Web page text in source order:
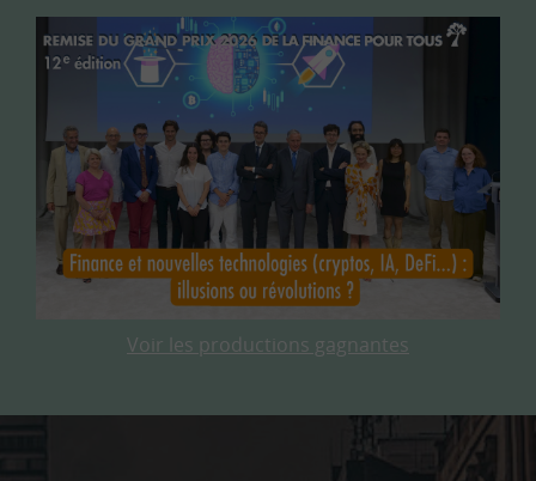
Voir les productions gagnantes